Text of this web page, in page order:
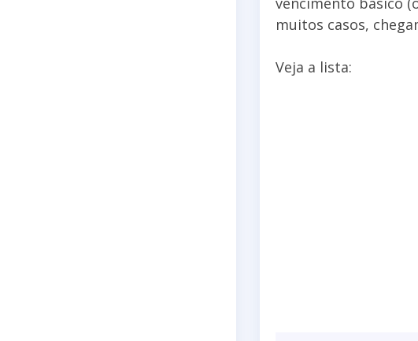
muitos casos,
Veja a lista: